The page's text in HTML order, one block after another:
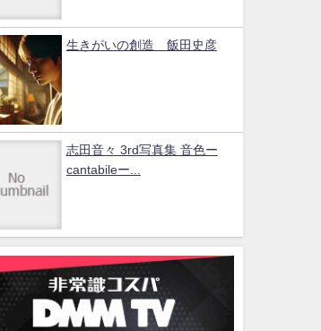
生きがいの創造 飯田史彦
志田音々 3rd写真集 音色ー
cantabileー...